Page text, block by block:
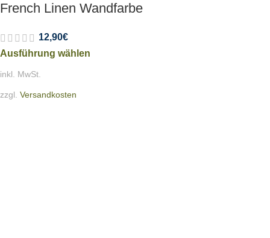
French Linen Wandfarbe
12,90€
Ausführung wählen
inkl. MwSt.
zzgl. Versandkosten